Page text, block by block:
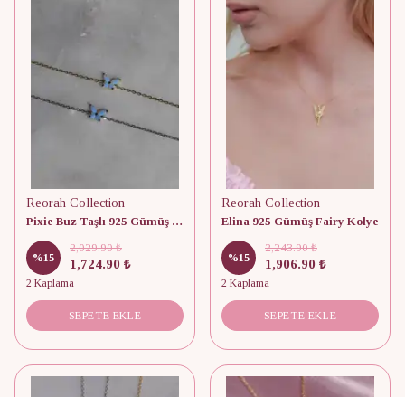
Reorah Collection
Pixie Buz Taşlı 925 Gümüş Bileklik
%15
2,029.90 ₺
1,724.90 ₺
2 Kaplama
SEPETE EKLE
Reorah Collection
Elina 925 Gümüş Fairy Kolye
%15
2,243.90 ₺
1,906.90 ₺
2 Kaplama
SEPETE EKLE